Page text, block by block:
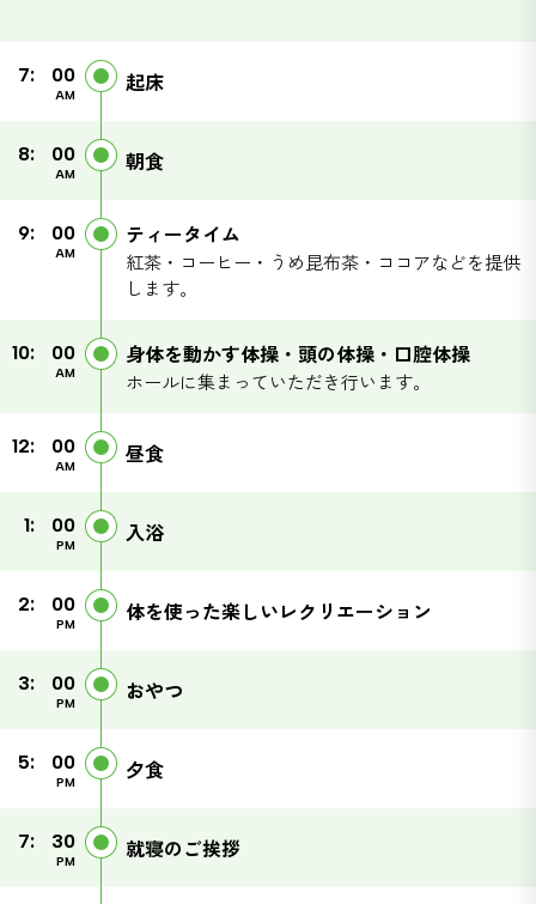
7: 00
AM 起床
8: 00
AM 朝食
9: 00
AM
ティータイム
紅茶・コーヒー・うめ昆布茶・ココアなどを提供
します。
10: 00
AM
身体を動かす体操・頭の体操・口腔体操
ホールに集まっていただき行います。
12: 00
AM 昼食
1: 00
PM 入浴
2: 00
PM 体を使った楽しいレクリエーション
3: 00
PM おやつ
5: 00
PM 夕食
7: 30
PM 就寝のご挨拶